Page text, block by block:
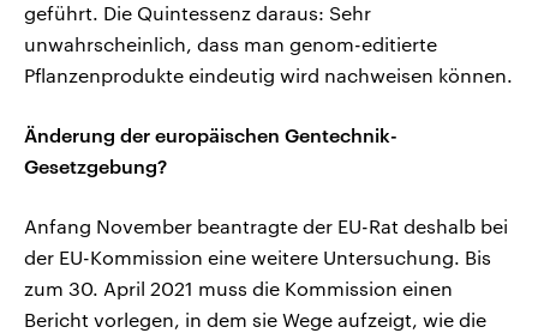
geführt. Die Quintessenz daraus: Sehr
unwahrscheinlich, dass man genom-editierte
Pflanzenprodukte eindeutig wird nachweisen können.
Änderung der europäischen Gentechnik-
Gesetzgebung?
Anfang November beantragte der EU-Rat deshalb bei
der EU-Kommission eine weitere Untersuchung. Bis
zum 30. April 2021 muss die Kommission einen
Bericht vorlegen, in dem sie Wege aufzeigt, wie die